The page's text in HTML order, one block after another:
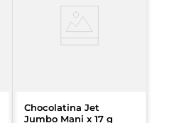
Chocolatina Jet
Jumbo Mani x 17 g